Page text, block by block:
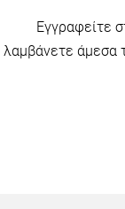
Εγγραφείτε
λαμβάνετε άμεσα